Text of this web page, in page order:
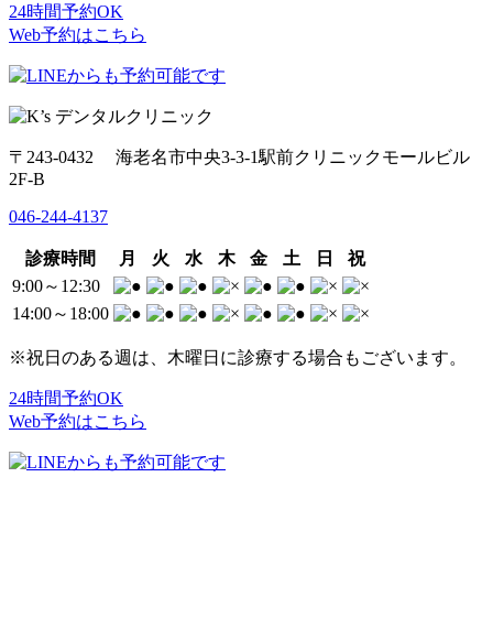
24時間予約OK
Web予約はこちら
〒243-0432 海老名市中央3-3-1駅前クリニックモールビル
2F-B
046-244-4137
診療時間 月 火 水 木 金 土 日
祝
9:00～12:30
14:00～18:00
※祝日のある週は、木曜日に診療する場合もございます。
24時間予約OK
Web予約はこちら